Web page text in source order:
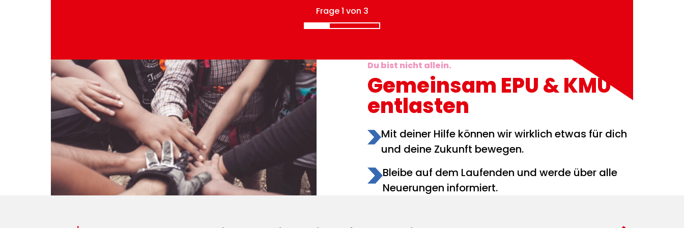
Frage1 von 3
Du bist nicht allein.
Gemeinsam EPU & KMU
entlasten
Mit deiner Hilfe können wir wirklich etwas für dich
und deine Zukunft bewegen.
Bleibe auf dem Laufenden und werde über alle
Neuerungen informiert.